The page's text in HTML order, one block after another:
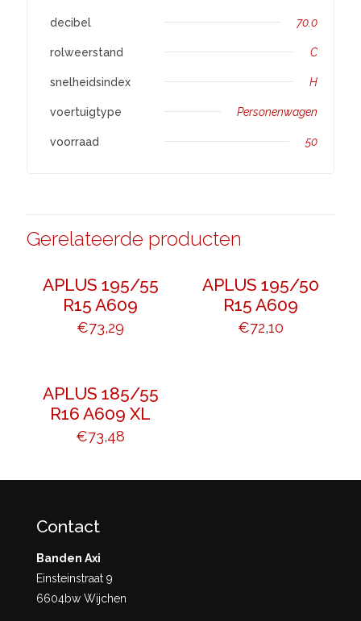
decibel 70.0
rolweerstand C
snelheidsindex H
voertuigtype Personenwagen
voorraad 50
Gerelateerde producten
APLUS 195/55
R15 A609
€73,29
APLUS 195/50
R15 A609
€72,10
APLUS 185/55
R16 A609 XL
€73,48
Contact
Banden Axi
Einsteinstraat 9
6604bw Wijchen